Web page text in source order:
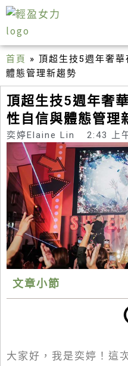
跳
至
要
內
首頁 » 頂超生技5週年奢
體態管理新趨勢
頂超生技5週年奢
性自信與體態管理
奕婷Elaine Lin 2:43 上
文章小節
大家好，我是奕婷！這